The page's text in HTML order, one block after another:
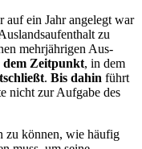
auf ein Jahr angelegt war
zu
mehrjährigen Aus-
dem Zeitpunkt, in dem
. Bis dahin führt
nicht zur Aufgabe des
zu können, wie häufig